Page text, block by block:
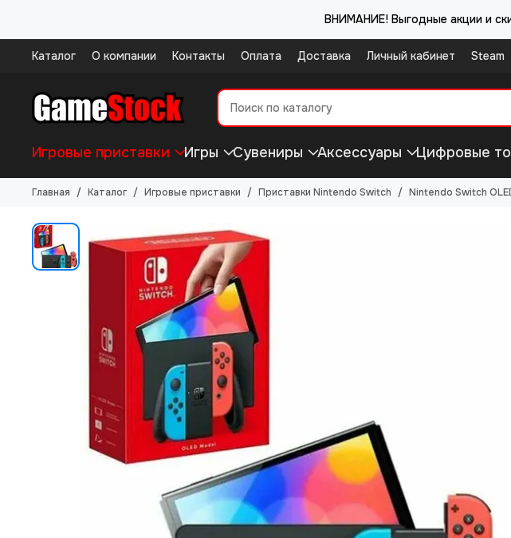
ВНИМАНИЕ! Выгодные акции и
Каталог О компании Контакты Оплата Доставка Личный кабинет Steam
Игровые приставки Игры Сувениры Аксессуары Цифровые
Главная Каталог Игровые приставки Приставки Nintendo Switch Nintendo Switch